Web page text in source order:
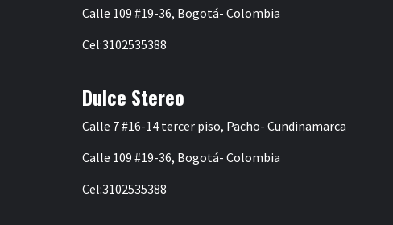
Calle 109 #19-36, Bogotá- Colombia
Cel:3102535388
Dulce Stereo
Calle 7 #16-14 tercer piso, Pacho- Cundinamarca
Calle 109 #19-36, Bogotá- Colombia
Cel:3102535388